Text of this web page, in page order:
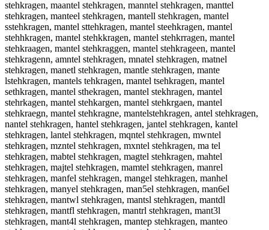
stehkragen, maantel stehkragen, manntel stehkragen, manttel
stehkragen, manteel stehkragen, mantell stehkragen, mantel
sstehkragen, mantel sttehkragen, mantel steehkragen, mantel
stehhkragen, mantel stehkkragen, mantel stehkrragen, mantel
stehkraagen, mantel stehkraggen, mantel stehkrageen, mantel
stehkragenn, amntel stehkragen, mnatel stehkragen, matnel
stehkragen, manetl stehkragen, mantle stehkragen, mante
lstehkragen, mantels tehkragen, mantel tsehkragen, mantel
sethkragen, mantel sthekragen, mantel stekhragen, mantel
stehrkagen, mantel stehkargen, mantel stehkrgaen, mantel
stehkraegn, mantel stehkragne, mantelstehkragen, antel stehkragen,
nantel stehkragen, hantel stehkragen, jantel stehkragen, kantel
stehkragen, lantel stehkragen, mqntel stehkragen, mwntel
stehkragen, mzntel stehkragen, mxntel stehkragen, ma tel
stehkragen, mabtel stehkragen, magtel stehkragen, mahtel
stehkragen, majtel stehkragen, mamtel stehkragen, manrel
stehkragen, manfel stehkragen, mangel stehkragen, manhel
stehkragen, manyel stehkragen, man5el stehkragen, man6el
stehkragen, mantwl stehkragen, mantsl stehkragen, mantdl
stehkragen, mantfl stehkragen, mantrl stehkragen, mant3l
stehkragen, mant4l stehkragen, mantep stehkragen, manteo